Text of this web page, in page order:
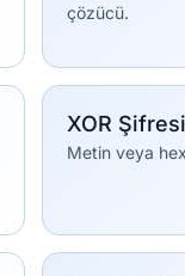
çözücü.
XOR Şifresi
Metin veya